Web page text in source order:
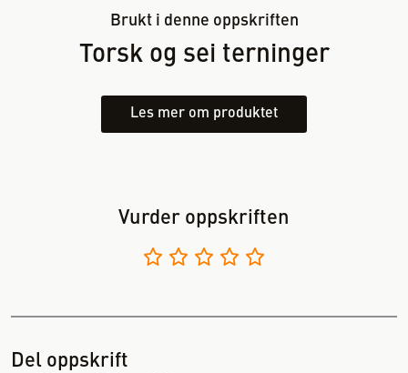
Brukt i denne oppskriften
Torsk og sei terninger
Les mer om produktet
Vurder oppskriften
Del oppskrift